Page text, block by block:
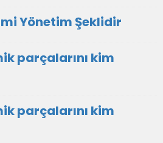
Yönetim Şeklidir
parçalarını kim
parçalarını kim